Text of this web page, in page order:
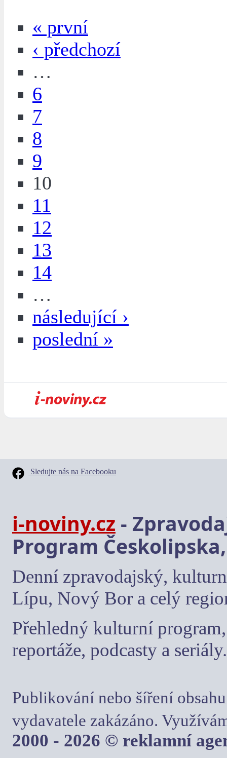
« první
‹ předchozí
…
6
7
8
9
10
11
12
13
14
…
následující ›
poslední »
Sledujte nás na Facebooku
i-noviny.cz -
Program
Denní zpravodajský,
Lípu, Nový Bor a celý
Přehledný kulturní
reportáže, podcasty a seriály.
Publikování nebo šíření
vydavatele zakázáno.
2000 - 2026 © reklamní